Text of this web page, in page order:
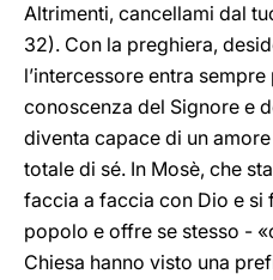
Altrimenti, cancellami dal
32). Con la preghiera,
l’intercessore entra
conoscenza del Signore e
diventa capace di un
totale di sé. In Mosè, che
faccia a faccia con Dio e si
popolo e offre se stesso -
Chiesa hanno visto una